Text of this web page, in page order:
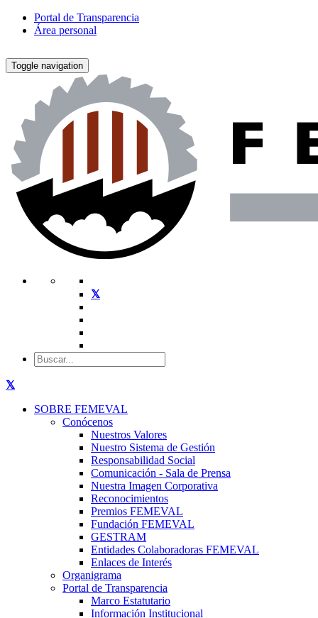
Portal de Transparencia
Área personal
Toggle navigation
SOBRE FEMEVAL
Conócenos
Nuestros Valores
Nuestro Sistema de Gestión
Responsabilidad Social
Comunicación - Sala de Prensa
Nuestra Imagen Corporativa
Reconocimientos
Premios FEMEVAL
Fundación FEMEVAL
GESTRAM
Entidades Colaboradoras FEMEVAL
Enlaces de Interés
Organigrama
Portal de Transparencia
Marco Estatutario
Información Institucional